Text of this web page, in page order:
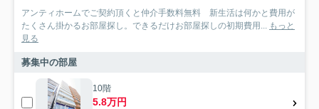
アンティホームでご契約頂くと仲介手数料無料 新生活は何かと費用が
たくさん掛かるお部屋探し。できるだけお部屋探しの初期費用...
もっと
見る
募集中の部屋
10階
5.8万円